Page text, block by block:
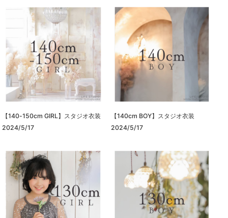
【140-150cm GIRL】スタジオ衣装
2024/5/17
【140cm BOY】スタジオ衣装
2024/5/17